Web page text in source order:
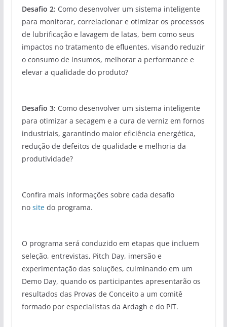
Desafio 2: Como desenvolver um sistema inteligente
para monitorar, correlacionar e otimizar os processos
de lubrificação e lavagem de latas, bem como seus
impactos no tratamento de efluentes, visando reduzir
o consumo de insumos, melhorar a performance e
elevar a qualidade do produto?
Desafio 3: Como desenvolver um sistema inteligente
para otimizar a secagem e a cura de verniz em fornos
industriais, garantindo maior eficiência energética,
redução de defeitos de qualidade e melhoria da
produtividade?
Confira mais informações sobre cada desafio
no site do programa.
O programa será conduzido em etapas que incluem
seleção, entrevistas, Pitch Day, imersão e
experimentação das soluções, culminando em um
Demo Day, quando os participantes apresentarão os
resultados das Provas de Conceito a um comitê
formado por especialistas da Ardagh e do PIT.